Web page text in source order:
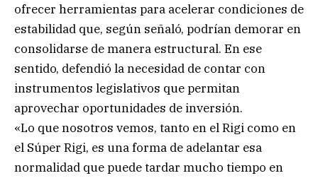
ofrecer herramientas para acelerar condiciones de
estabilidad que, según señaló, podrían demorar en
consolidarse de manera estructural. En ese
sentido, defendió la necesidad de contar con
instrumentos legislativos que permitan
aprovechar oportunidades de inversión.
«Lo que nosotros vemos, tanto en el Rigi como en
el Súper Rigi, es una forma de adelantar esa
normalidad que puede tardar mucho tiempo en